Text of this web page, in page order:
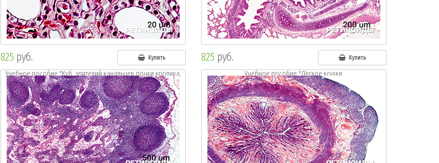
825 руб. Купить
Учебное пособие "Куб. эпителий канальцев почки кролика.
Окр.: г.-э."
825 руб. Купить
Учебное пособие "Лёгкое кошки.
Окр.: г.-э."